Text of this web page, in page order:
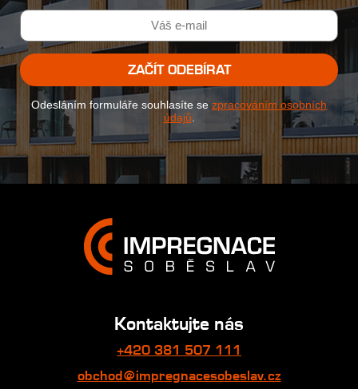
ZAČÍT ODEBÍRAT
Odesláním formuláře souhlasíte se zpracováním osobních
údajů
Kontaktujte nás
+420 381 507 111
obchod@impregnacesobeslav.cz